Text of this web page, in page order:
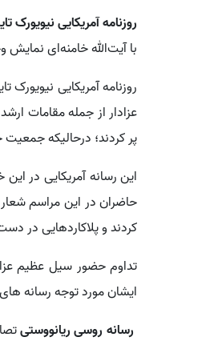
روزنامه آمریکایی نیویورک
با آیت‌الله خامنه‌ای نمایش
روزنامه آمریکایی
عزادار از جمله مقامات
پر کردند؛ درحالیکه
این رسانه آمریکایی در
حاضران در این مراسم شعار
کردند و پلاکاردهایی در
تداوم حضور سیل عظیم
ایشان مورد توجه رسانه
رسانه روسی ریانووستی